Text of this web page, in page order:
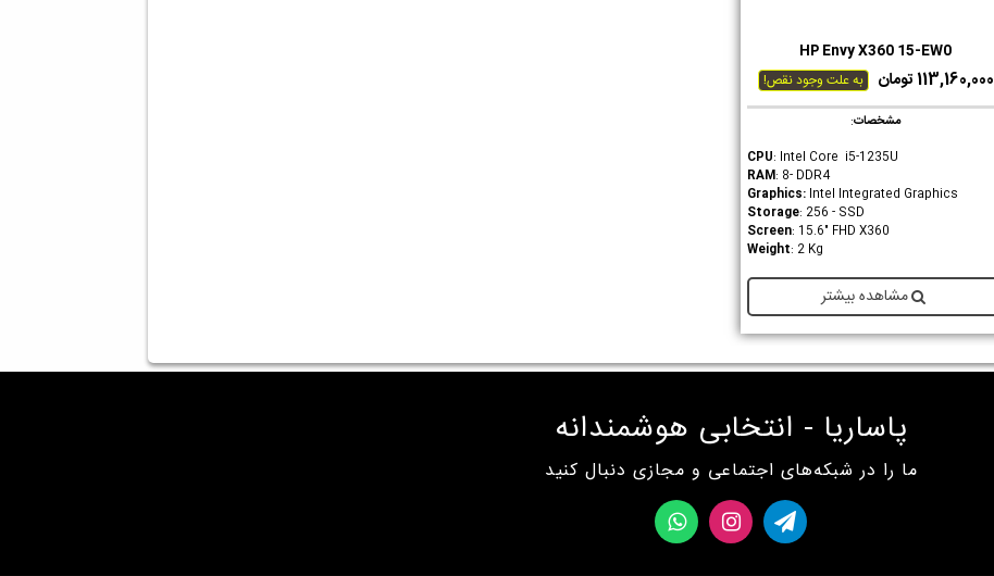
دوست داشتن
HP Envy X360 15-EW0
113,160,000 تومان به علت وجود نقص!
مشخصات:
CPU: Intel Core i5-1235U
RAM: 8- DDR4
Graphics: Intel Integrated Graphics
Storage: 256 - SSD
Screen: 15.6" FHD X360
Weight: 2 Kg
مشاهده بیشتر
پاساریا - انتخابی هوشمندانه
ما را در شبکه‌های اجتماعی و مجازی دنبال کنید